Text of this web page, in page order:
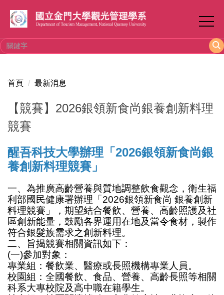
到
要
內
區
首頁 最新消息
【競賽】2026銀領新食尚銀養創新料理
競賽
醒吾科技大學辦理「2026銀領新食尚銀
養創新料理競賽」
一、為推廣高齡營養與質地調整飲食觀念，衛生福
利部國民健康署辦理「2026銀領新食尚 銀養創新
料理競賽」，期望結合餐飲、營養、高齡照護及社
區創新能量，鼓勵各界運用在地及當令食材，製作
符合銀髮族需求之創新料理。
二、旨揭競賽相關資訊如下：
(一)參加對象：
專業組：餐飲業、醫療或長照機構專業人員。
校園組：全國餐飲、食品、營養、高齡長照等相關
科系大專校院及高中職在籍學生。